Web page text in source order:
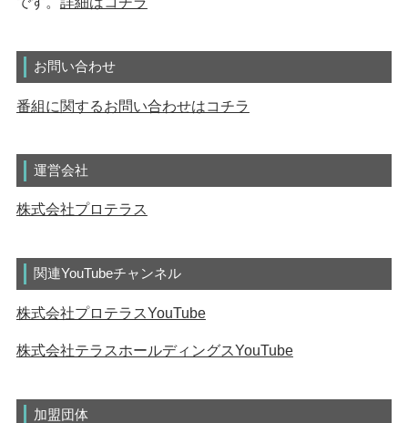
お問い合わせ
番組に関するお問い合わせはコチラ
運営会社
株式会社プロテラス
関連YouTubeチャンネル
株式会社プロテラスYouTube
株式会社テラスホールディングスYouTube
加盟団体